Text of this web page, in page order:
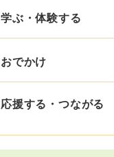
学ぶ・体験する
おでかけ
応援する・つながる